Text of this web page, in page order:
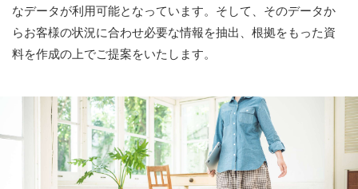
なデータが利用可能となっています。そして、そのデータか
らお客様の状況に合わせ必要な情報を抽出、根拠をもった資
料を作成の上でご提案をいたします。